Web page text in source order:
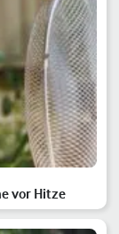
vor Hitze